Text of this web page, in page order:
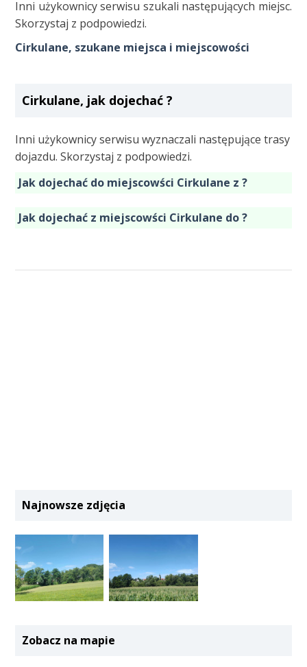
Inni użykownicy serwisu szukali następujących miejsc.
Skorzystaj z podpowiedzi.
Cirkulane, szukane miejsca i miejscowości
Cirkulane, jak dojechać ?
Inni użykownicy serwisu wyznaczali następujące trasy
dojazdu. Skorzystaj z podpowiedzi.
Jak dojechać do miejscowści Cirkulane z ?
Jak dojechać z miejscowści Cirkulane do ?
Najnowsze zdjęcia
Zobacz na mapie